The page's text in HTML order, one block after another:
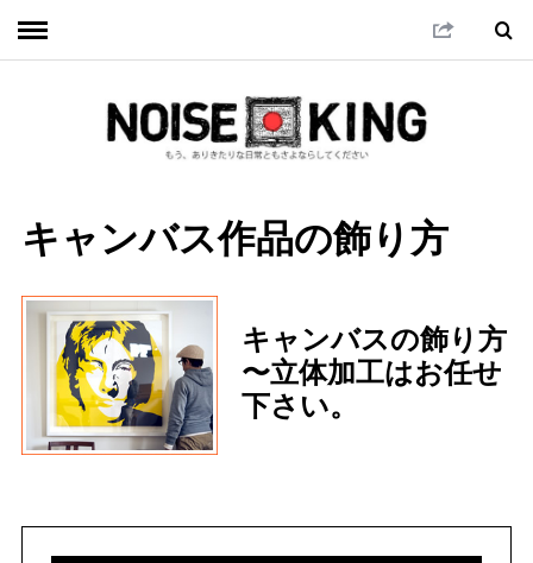
キャンバス作品の飾り方
キャンバスの飾り方
〜立体加工はお任せ
下さい。